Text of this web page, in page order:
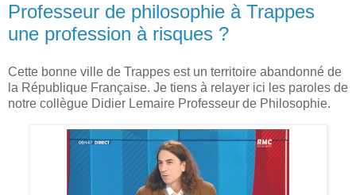
Professeur de philosophie à Trappes
une profession à risques ?
Cette bonne ville de Trappes est un territoire abandonné de
la République Française. Je tiens à relayer ici les paroles de
notre collègue Didier Lemaire Professeur de Philosophie.